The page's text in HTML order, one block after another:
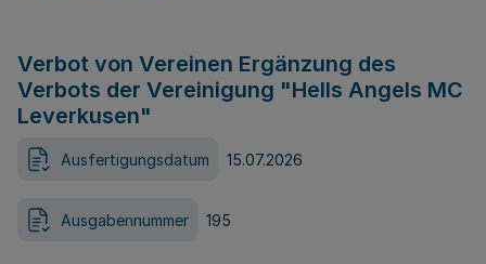
Verbot von Vereinen Ergänzung des
Verbots der Vereinigung "Hells Angels MC
Leverkusen"
Ausfertigungsdatum 15.07.2026
Ausgabennummer 195